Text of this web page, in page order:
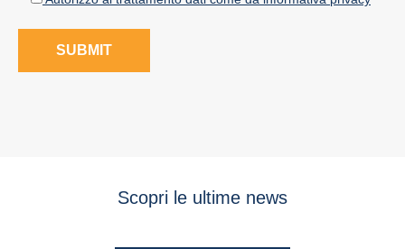
Scopri le ultime news